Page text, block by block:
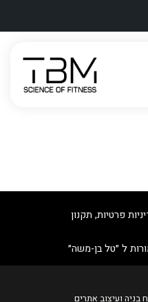
פרטיות, תקנון
בניה ועיצוב אתרים